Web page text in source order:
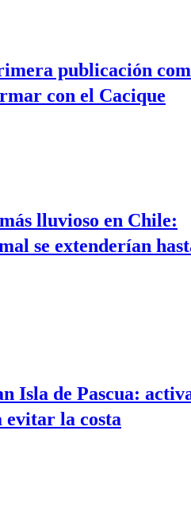
publicación
con el Cacique
lluvioso en Chile:
se extenderían
Isla de Pascua:
la costa